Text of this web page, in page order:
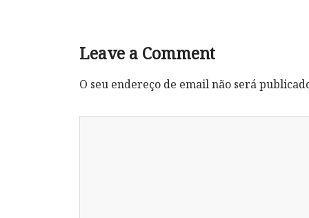
Leave a Comment
O seu endereço de email não será